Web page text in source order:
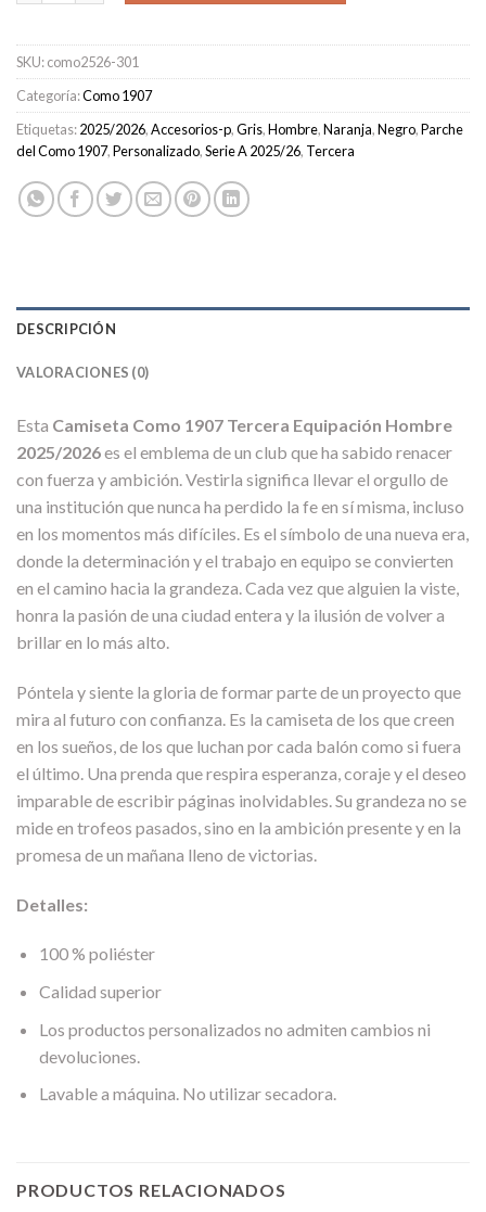
SKU:como2526-301
Categoría:Como 1907
Etiquetas:2025/2026,Accesorios-p,Gris,Hombre,Naranja,Negro,Parche
del Como 1907,Personalizado,Serie A 2025/26, Tercera
DESCRIPCIÓN
VALORACIONES (0)
Esta Camiseta Como 1907 Tercera Equipación Hombre
2025/2026es el emblema de un club que ha sabido renacer
con fuerza y ambición. Vestirla significa llevar el orgullo de
una institución que nunca ha perdido la fe en sí misma, incluso
en los momentos más difíciles. Es el símbolo de una nueva era,
donde la determinación y el trabajo en equipo se convierten
en el camino hacia la grandeza. Cada vez que alguien la viste,
honra la pasión de una ciudad entera y la ilusión de volver a
brillar en lo más alto.
Póntela y siente la gloria de formar parte de un proyecto que
mira al futuro con confianza. Es la camiseta de los que creen
en los sueños, de los que luchan por cada balón como si fuera
el último. Una prenda que respira esperanza, coraje y el deseo
imparable de escribir páginas inolvidables. Su grandeza no se
mide en trofeos pasados, sino en la ambición presente y en la
promesa de un mañana lleno de victorias.
Detalles:
100 % poliéster
Calidad superior
Los productos personalizados no admiten cambios ni
devoluciones.
Lavable a máquina. No utilizar secadora.
PRODUCTOS RELACIONADOS